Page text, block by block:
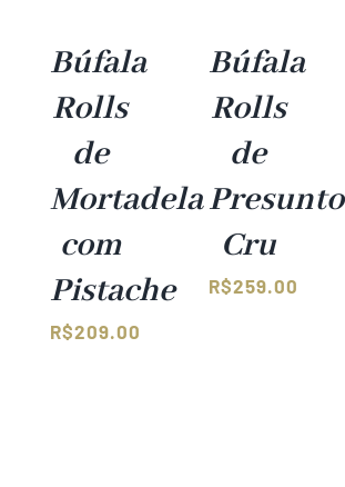
Búfala
Rolls
de
Mortadela
com
Pistache
R$209.00
Búfala
Rolls
de
Presunto
Cru
R$259.00